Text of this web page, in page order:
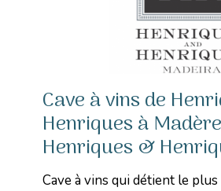
Cave à vins de
Henriques à
Henriques &
Cave à vins qui détient le